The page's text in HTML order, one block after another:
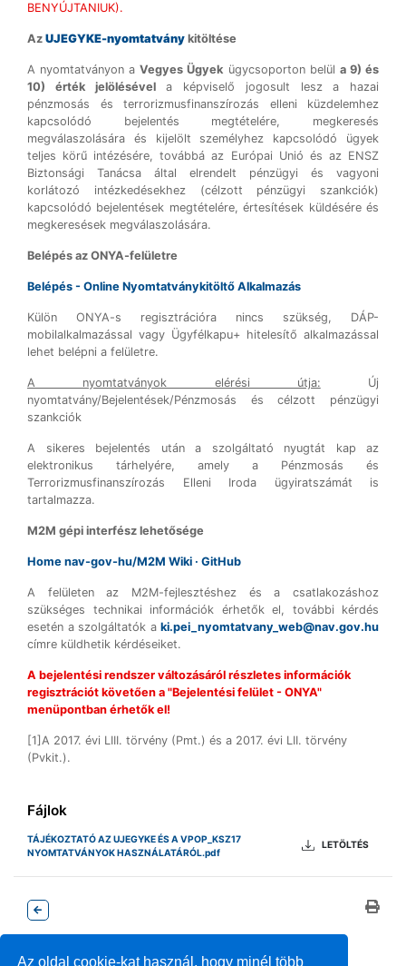
Az oldal cookie-kat használ, hogy minél több
BENYÚJTANIUK).
Az UJEGYKE-nyomtatvány kitöltése
A nyomtatványon aVegyes Ügyek ügycsoporton belül a 9) és
10) érték jelölésévela képviselő jogosult lesz a hazai
pénzmosás és terrorizmusfinanszírozás elleni küzdelemhez
kapcsolódó bejelentés megtételére, megkeresés
megválaszolására és kijelölt személyhez kapcsolódó ügyek
teljes körű intézésére, továbbá az Európai Unió és az ENSZ
Biztonsági Tanácsa által elrendelt pénzügyi és vagyoni
korlátozó intézkedésekhez (célzott pénzügyi szankciók)
kapcsolódó bejelentések megtételére, értesítések küldésére és
megkeresések megválaszolására.
Belépés az ONYA-felületre
Belépés - Online Nyomtatványkitöltő Alkalmazás
Külön ONYA-s regisztrációra nincs szükség, DÁP-
mobilalkalmazással vagy Ügyfélkapu+ hitelesítő alkalmazással
lehet belépni a felületre.
A nyomtatványok elérési útja: Új
nyomtatvány/Bejelentések/Pénzmosás és célzott pénzügyi
szankciók
A sikeres bejelentés után a szolgáltató nyugtát kap az
elektronikus tárhelyére, amely a Pénzmosás és
Terrorizmusfinanszírozás Elleni Iroda ügyiratszámát is
tartalmazza.
M2M gépi interfész lehetősége
Home nav-gov-hu/M2M Wiki · GitHub
A felületen az M2M-fejlesztéshez és a csatlakozáshoz
szükséges technikai információk érhetők el, további kérdés
esetén a szolgáltatók a ki.pei_nyomtatvany_web@nav.gov.hu
címre küldhetik kérdéseiket.
A bejelentési rendszer változásáról részletes információk
regisztrációt követően a "Bejelentési felület - ONYA"
menüpontban érhetők el!
[1]A 2017. évi LIII. törvény (Pmt.) és a 2017. évi LII. törvény
(Pvkit.).
Fájlok
TÁJÉKOZTATÓ AZ UJEGYKE ÉS A VPOP_KSZ17
NYOMTATVÁNYOK HASZNÁLATÁRÓL.pdf
LETÖLTÉS